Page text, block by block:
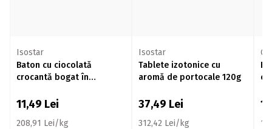
Isostar
Baton cu ciocolată
crocantă bogat în
11,49 Lei
208,91 Lei/kg
Isostar
Tablete izotonice cu
aromă de portocale 120g
37,49 Lei
312,42 Lei/kg